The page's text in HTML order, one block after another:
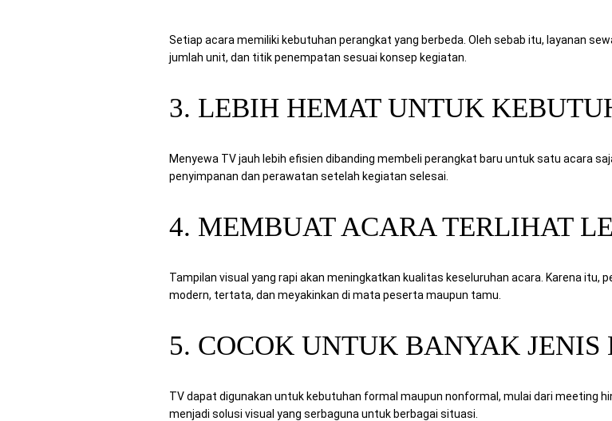
Setiap acara memiliki kebutuhan perangkat yang berbeda. Oleh sebab itu, layanan
jumlah unit, dan titik penempatan sesuai konsep kegiatan.
3. LEBIH HEMAT UNTUK
Menyewa TV jauh lebih efisien dibanding membeli perangkat baru untuk satu acara
penyimpanan dan perawatan setelah kegiatan selesai.
4. MEMBUAT ACARA TERLIHAT
Tampilan visual yang rapi akan meningkatkan kualitas keseluruhan acara. Karena itu,
modern, tertata, dan meyakinkan di mata peserta maupun tamu.
5. COCOK UNTUK BANYAK JENIS
TV dapat digunakan untuk kebutuhan formal maupun nonformal, mulai dari meeting
menjadi solusi visual yang serbaguna untuk berbagai situasi.